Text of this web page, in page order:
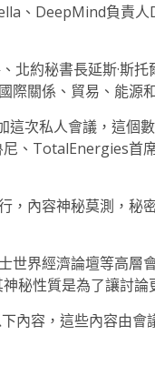
、DeepMind負責
北約秘書長延斯·斯
際關係、貿易、能源
次私人會議，這個
、TotalEnergies首
，內容神秘莫測，秘
世界經濟論壇等高層
秘性質是為了讓討論
內容，這些內容由